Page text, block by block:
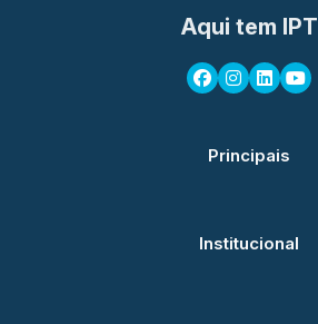
Aqui tem IPT
Principais
Institucional